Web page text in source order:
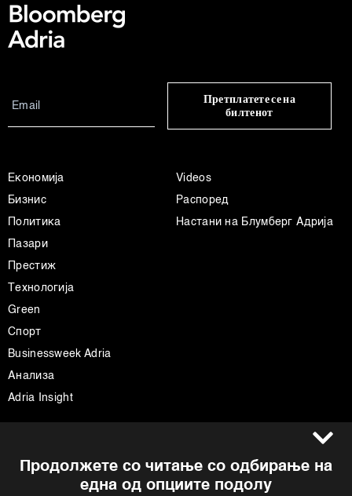
Продолжете со читање со одбирање на
една од опциите подолу
Претплатете се на
билтенот
Економија
Бизнис
Политика
Пазари
Престиж
Технологија
Green
Спорт
Businessweek Adria
Анализа
Adria Insight
Videos
Распоред
Настани на Блумберг Адрија
Импресум
Политика на приватност
Facebook
Instagram